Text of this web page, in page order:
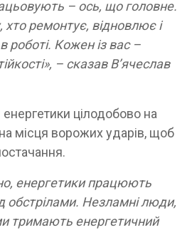
– ось, що головне.
ремонтує, відновлює і
роботі. Кожен із вас –
– сказав В’ячеслав
цілодобово на
місця ворожих ударів, щоб
енергетики працюють
обстрілами. Незламні люди,
тримають енергетичний